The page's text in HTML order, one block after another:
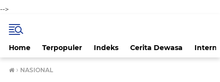
-->
Home Terpopuler Indeks Cerita Dewasa
› NASIONAL